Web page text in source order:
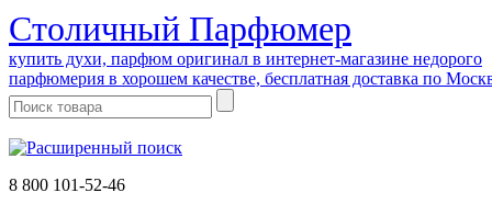
Cтоличный Парфюмер
купить духи, парфюм оригинал в интернет-магазине недорого
парфюмерия в хорошем качестве, бесплатная доставка по
8 800 101-52-46